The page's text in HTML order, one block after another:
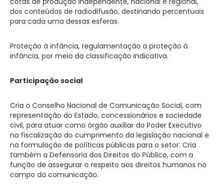
dos conteúdos de radiodifusão, destinando percentuais
para cada uma dessas esferas.
Proteção à infância, regulamentação a proteção à
infância, por meio da classificação indicativa.
Participação social
Cria o Conselho Nacional de Comunicação Social, com
representação do Estado, concessionários e sociedade
civil, para atuar como órgão auxiliar do Poder Executivo
na fiscalização do cumprimento da legislação nacional e
na formulação de políticas públicas para o setor. Cria
também a Defensoria dos Direitos do Público, com a
função de assegurar o respeito aos direitos humanos no
campo da comunicação.